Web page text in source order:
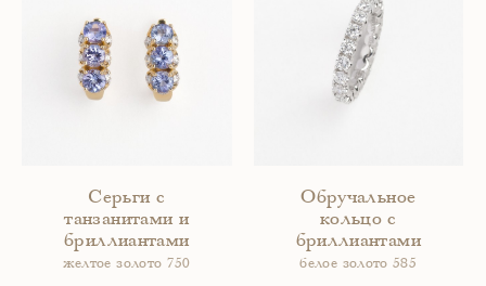
Серьги с
танзанитами и
бриллиантами
желтое золото 750
Обручальное
кольцо с
бриллиантами
белое золото 585